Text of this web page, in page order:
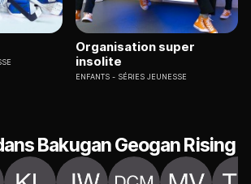
Organisation super
insolite
ENFANTS SÉRIES JEUNESSE
Bakugan Geogan Rising